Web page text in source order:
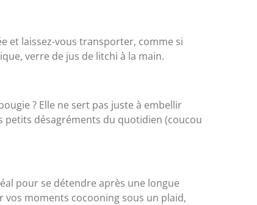
et laissez-vous transporter, comme si
verre de jus de litchi à la main.
? Elle ne sert pas juste à embellir
petits désagréments du quotidien (coucou
pour se détendre après une longue
moments cocooning sous un plaid,